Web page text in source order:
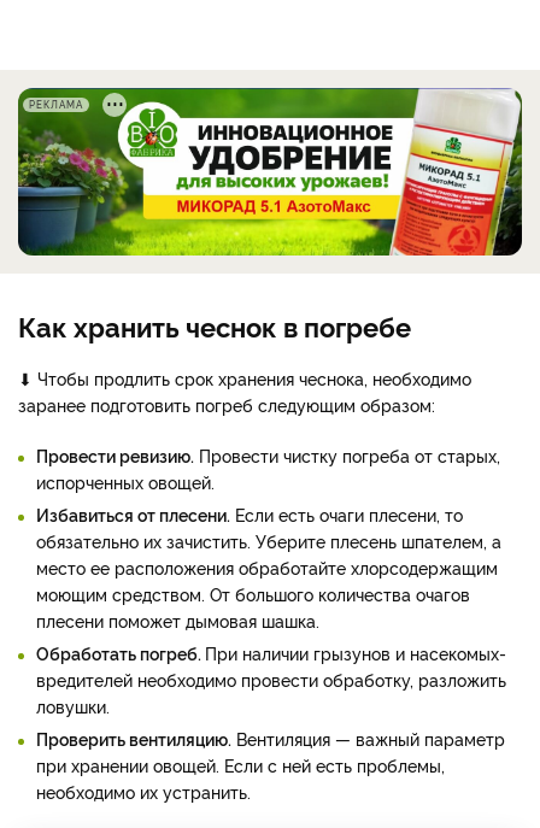
РЕКЛАМА
Как хранить чеснок в погребе
⬇ Чтобы продлить срок хранения чеснока, необходимо
заранее подготовить погреб следующим образом:
Провести ревизию. Провести чистку погреба от старых,
испорченных овощей.
Избавиться от плесени. Если есть очаги плесени, то
обязательно их зачистить. Уберите плесень шпателем, а
место ее расположения обработайте хлорсодержащим
моющим средством. От большого количества очагов
плесени поможет дымовая шашка.
Обработать погреб. При наличии грызунов и насекомых-
вредителей необходимо провести обработку, разложить
ловушки.
Проверить вентиляцию. Вентиляция — важный параметр
при хранении овощей. Если с ней есть проблемы,
необходимо их устранить.